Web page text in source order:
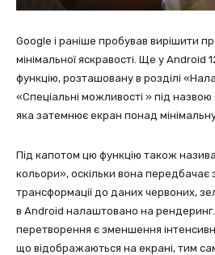
Google і раніше пробував вирішити
мінімальної яскравості. Ще у Android
функцію, розташовану в розділі
«Спеціальні можливості » під
яка затемнює екран понад
Під капотом цю функцію також
кольори», оскільки вона передбачає
трансформації до даних червоних,
в Android налаштовано на
перетворення є зменшення
що відображаються на екрані, тим